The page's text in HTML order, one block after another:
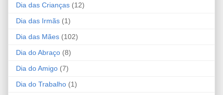
Dia das Crianças (12)
Dia das Irmãs (1)
Dia das Mães (102)
Dia do Abraço (8)
Dia do Amigo (7)
Dia do Trabalho (1)